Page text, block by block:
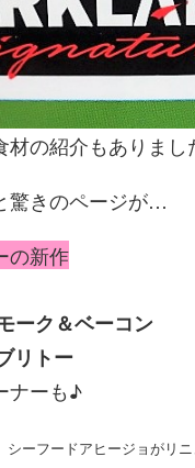
の紹介もありまし
驚きのページが…
の新作
ーク＆ベーコン
リトー
ナーも♪
シーフードアヒージョがリ